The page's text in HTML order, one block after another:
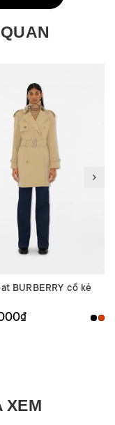
BURBERRY cổ kẻ
XEM